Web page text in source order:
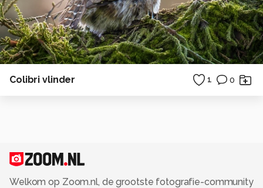
Colibri vlinder 1 0
Welkom op Zoom.nl, de grootste fotografie-community